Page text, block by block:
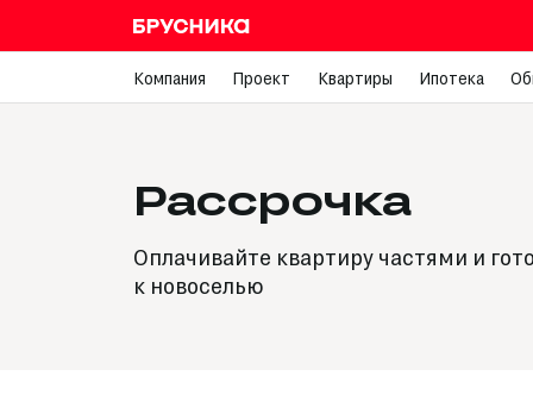
Компания Проект Квартиры Ипотека
Рассрочка
Оплачивайте квартиру частями и
к новоселью